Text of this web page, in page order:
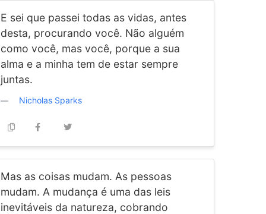
E sei que passei todas as vidas, antes
desta, procurando você. Não alguém
como você, mas você, porque a sua
alma e a minha tem de estar sempre
juntas.
Nicholas Sparks
Mas as coisas mudam. As pessoas
mudam. A mudança é uma das leis
inevitáveis da natureza, cobrando